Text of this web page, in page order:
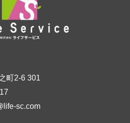
町2-6 301
sc.com